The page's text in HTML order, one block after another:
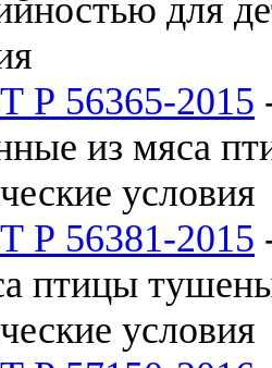
для
Р 56365-2015
из мяса
условия
Р 56381-2015
птицы
условия